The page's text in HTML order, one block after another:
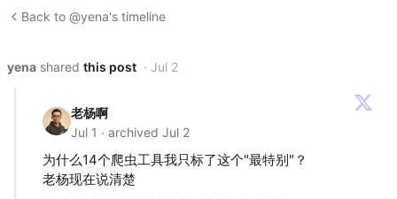
Back to @yena's timeline
yena shared this post · Jul 2
老杨啊
Jul 1 · archived Jul 2
为什么14个爬虫工具我只标了这个"最特别"？
老杨现在说清楚